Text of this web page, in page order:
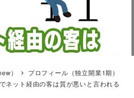
）
プロフィール（独立開業1期）
ネット経由の客は質が悪いと言われる